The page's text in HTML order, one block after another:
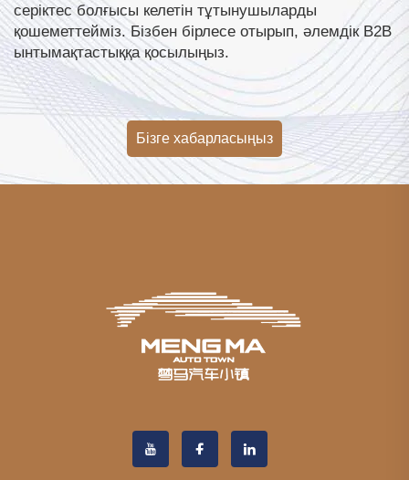
серіктес болғысы келетін тұтынушыларды
қошеметтейміз. Бізбен бірлесе отырып, әлемдік B2B
ынтымақтастыққа қосылыңыз.
Бізге хабарласыңыз